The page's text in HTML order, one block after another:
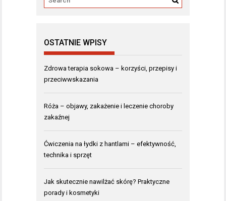
OSTATNIE WPISY
Zdrowa terapia sokowa – korzyści, przepisy i
przeciwwskazania
Róża – objawy, zakażenie i leczenie choroby
zakaźnej
Ćwiczenia na łydki z hantlami – efektywność,
technika i sprzęt
Jak skutecznie nawilżać skórę? Praktyczne
porady i kosmetyki